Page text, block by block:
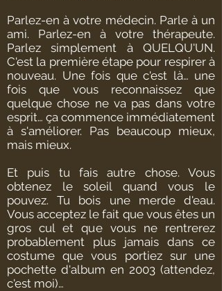
Parlez-en à votre médecin. Parle à un
ami. Parlez-en à votre thérapeute.
Parlez simplement à QUELQU'UN.
C'est la première étape pour respirer à
nouveau. Une fois que c'est là… une
fois que vous reconnaissez que
quelque chose ne va pas dans votre
esprit… ça commence immédiatement
à s'améliorer. Pas beaucoup mieux,
mais mieux.
Et puis tu fais autre chose. Vous
obtenez le soleil quand vous le
pouvez. Tu bois une merde d'eau.
Vous acceptez le fait que vous êtes un
gros cul et que vous ne rentrerez
probablement plus jamais dans ce
costume que vous portiez sur une
pochette d'album en 2003 (attendez,
c'est moi)…